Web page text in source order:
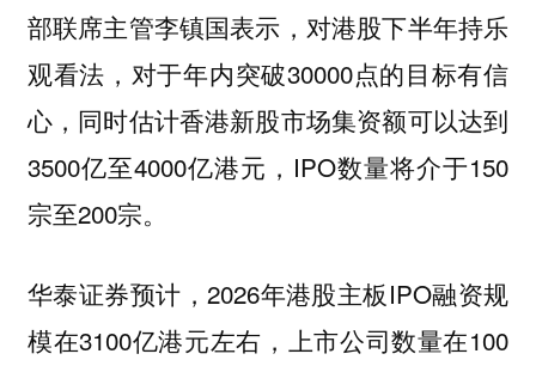
部联席主管李镇国表示，对港股下半年持乐
观看法，对于年内突破30000点的目标有信
心，同时估计香港新股市场集资额可以达到
3500亿至4000亿港元，IPO数量将介于150
宗至200宗。
华泰证券预计，2026年港股主板IPO融资规
模在3100亿港元左右，上市公司数量在100